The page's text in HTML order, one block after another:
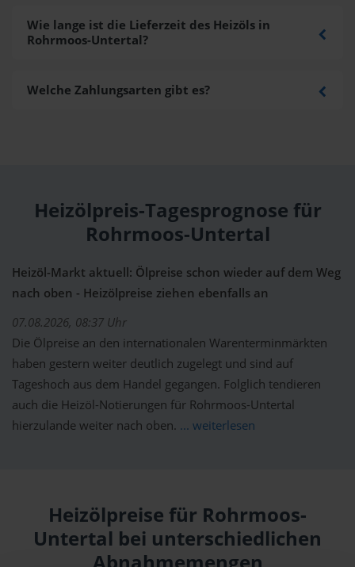
Wie lange ist die Lieferzeit des Heizöls in
Rohrmoos-Untertal?
Welche Zahlungsarten gibt es?
Heizölpreis-Tagesprognose für
Rohrmoos-Untertal
Heizöl-Markt aktuell: Ölpreise schon wieder auf dem Weg
nach oben - Heizölpreise ziehen ebenfalls an
07.08.2026, 08:37 Uhr
Die Ölpreise an den internationalen Warenterminmärkten
haben gestern weiter deutlich zugelegt und sind auf
Tageshoch aus dem Handel gegangen. Folglich tendieren
auch die Heizöl-Notierungen für Rohrmoos-Untertal
hierzulande weiter nach oben. ... weiterlesen
Heizölpreise für Rohrmoos-
Untertal bei unterschiedlichen